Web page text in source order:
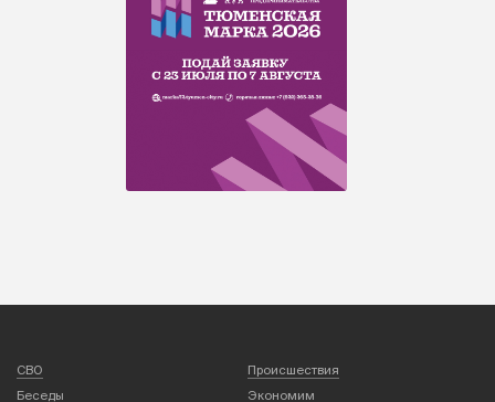
СВО
Происшествия
Беседы
Экономим